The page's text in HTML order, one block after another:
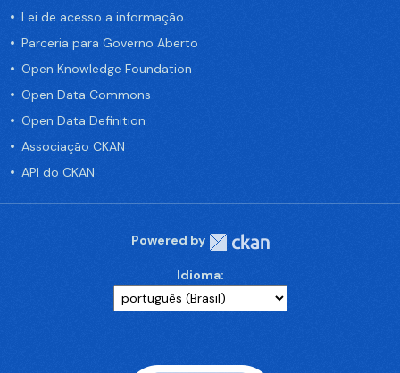
Lei de acesso a informação
Parceria para Governo Aberto
Open Knowledge Foundation
Open Data Commons
Open Data Definition
Associação CKAN
API do CKAN
Powered by
Idioma